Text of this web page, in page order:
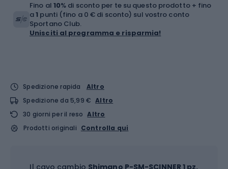
Fino al 10% di sconto per te su questo prodotto + fino
a1 punti (fino a 0 € di sconto) sul vostro conto
Sportano Club.
Unisciti al programma e risparmia!
Spedizione rapida
Altro
Spedizione da 5,99 € Altro
30 giorni per il reso Altro
Prodotti originali Controlla qui
Il cavo cambio Shimano P-SM-SCINNER 1 pz.